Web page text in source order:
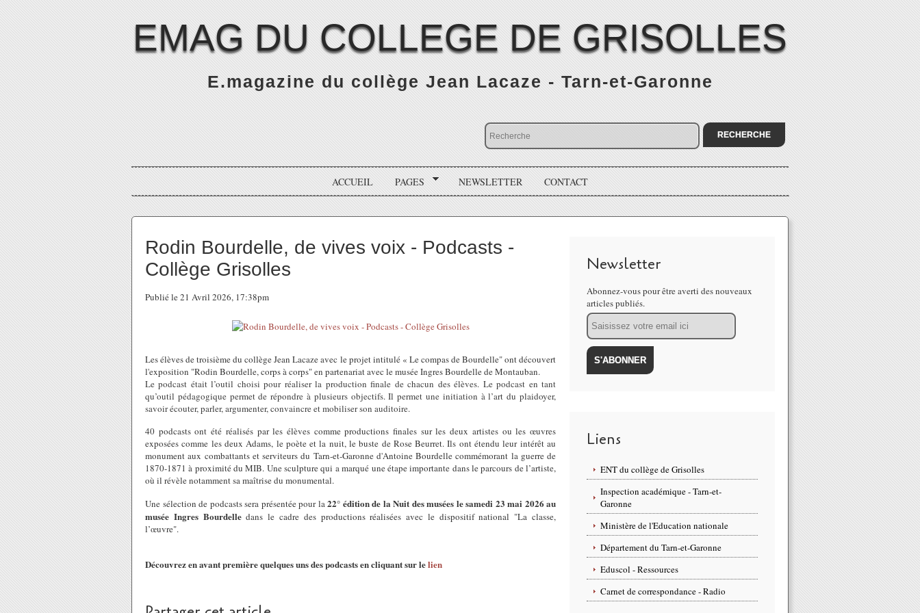
EMAG DU COLLEGE DE GRISOLLES
E.magazine du collège Jean Lacaze - Tarn-et-Garonne
ACCUEIL PAGES NEWSLETTER CONTACT
Rodin Bourdelle, de vives voix - Podcasts -
Collège Grisolles
Publié le 21 Avril 2026, 17:38pm
Les élèves de troisième du collège Jean Lacaze avec le projet intitulé « Le compas de Bourdelle" ont découvert
l'exposition "Rodin Bourdelle, corps à corps" en partenariat avec le musée Ingres Bourdelle de Montauban.
Le podcast était l’outil choisi pour réaliser la production finale de chacun des élèves. Le podcast en tant
qu’outil pédagogique permet de répondre à plusieurs objectifs. Il permet une initiation à l’art du plaidoyer,
savoir écouter, parler, argumenter, convaincre et mobiliser son auditoire.
40 podcasts ont été réalisés par les élèves comme productions finales sur les deux artistes ou les œuvres
exposées comme les deux Adams, le poète et la nuit, le buste de Rose Beurret. Ils ont étendu leur intérêt au
monument aux combattants et serviteurs du Tarn-et-Garonne d'Antoine Bourdelle commémorant la guerre de
1870-1871 à proximité du MIB. Une sculpture qui a marqué une étape importante dans le parcours de l’artiste,
où il révèle notamment sa maîtrise du monumental.
Une sélection de podcasts sera présentée pour la22° édition de la Nuit des musées le samedi 23 mai 2026 au
musée Ingres Bourdelledans le cadre des productions réalisées avec le dispositif national "La classe,
l’œuvre".
Découvrez en avant première quelques uns des podcasts en cliquant sur lelien
Newsletter
Abonnez-vous pour être averti des nouveaux
articles publiés.
Email
Liens
ENT du collège de Grisolles
Inspection académique - Tarn-et-
Garonne
Ministère de l'Education nationale
Département du Tarn-et-Garonne
Eduscol - Ressources
Carnet de correspondance - Radio